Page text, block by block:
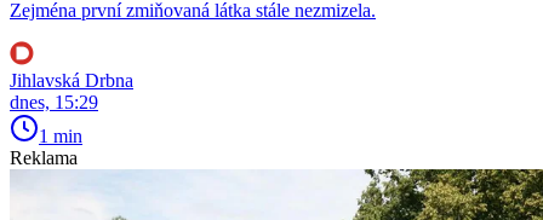
Zejména první zmiňovaná látka stále nezmizela.
Jihlavská Drbna
dnes, 15:29
1 min
Reklama